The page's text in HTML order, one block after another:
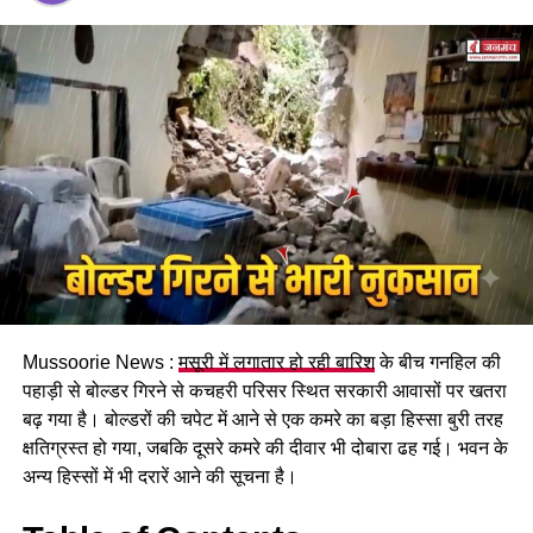
पढ़े धामी कैबिनेट के प्रमुख फैसले
GST संशोधित अध्यादेश को मंजूरी।
नैनीताल हाईकोर्ट के लिए हल्द्वानी गौलापार में 30 हेक्टेयर जमीन
देने का फैसला।
राज्य क्रीड़ा विश्वविद्यालय हल्द्वानी के लिए 122 पदों के सृजन को
Mussoorie News :मसूरी में लगातार हो रही बारिशके बीच गनहिल की
पहाड़ी से बोल्डर गिरने से कचहरी परिसर स्थित सरकारी आवासों पर खतरा
बढ़ गया है। बोल्डरों की चपेट में आने से एक कमरे का बड़ा हिस्सा बुरी तरह
क्षतिग्रस्त हो गया, जबकि दूसरे कमरे की दीवार भी दोबारा ढह गई। भवन के
अन्य हिस्सों में भी दरारें आने की सूचना है।